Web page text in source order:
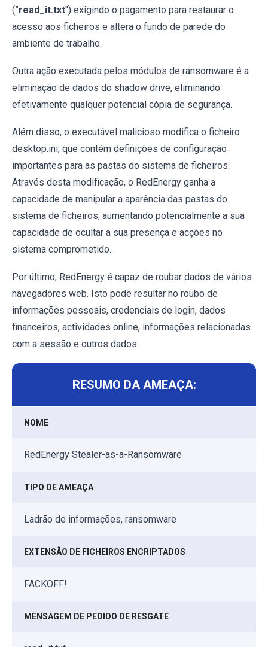
("read_it.txt") exigindo o pagamento para restaurar o
acesso aos ficheiros e altera o fundo de parede do
ambiente de trabalho.
Outra ação executada pelos módulos de ransomware é a
eliminação de dados do shadow drive, eliminando
efetivamente qualquer potencial cópia de segurança.
Além disso, o executável malicioso modifica o ficheiro
desktop.ini, que contém definições de configuração
importantes para as pastas do sistema de ficheiros.
Através desta modificação, o RedEnergy ganha a
capacidade de manipular a aparência das pastas do
sistema de ficheiros, aumentando potencialmente a sua
capacidade de ocultar a sua presença e acções no
sistema comprometido.
Por último, RedEnergy é capaz de roubar dados de vários
navegadores web. Isto pode resultar no roubo de
informações pessoais, credenciais de login, dados
financeiros, actividades online, informações relacionadas
com a sessão e outros dados.
RESUMO DA AMEAÇA:
NOME
RedEnergy Stealer-as-a-Ransomware
TIPO DE AMEAÇA
Ladrão de informações, ransomware
EXTENSÃO DE FICHEIROS ENCRIPTADOS
FACKOFF!
MENSAGEM DE PEDIDO DE RESGATE